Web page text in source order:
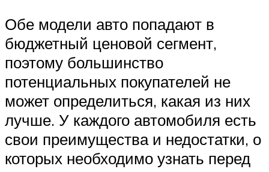
Обе модели авто попадают в
бюджетный ценовой сегмент,
поэтому большинство
потенциальных покупателей не
может определиться, какая из них
лучше. У каждого автомобиля есть
свои преимущества и недостатки, о
которых необходимо узнать перед